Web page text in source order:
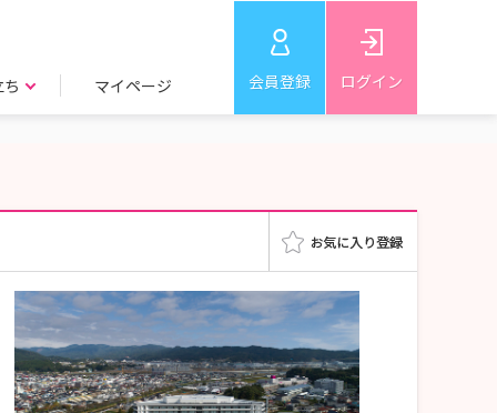
マイページ 会員登録 ログイン